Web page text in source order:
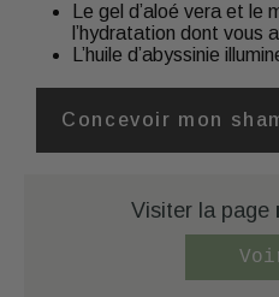
Le gel d’aloé vera et le
l’hydratation dont vous
L’huile d’abyssinie
Concevoir mon
Visiter la page